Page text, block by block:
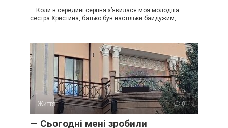
— Коли в середині серпня з’явилася моя молодша
сестра Христина, батько був настільки байдужим,
Життя 0
— Сьогодні мені зробили